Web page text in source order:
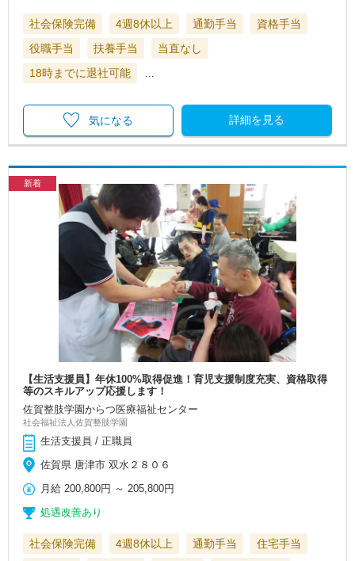
社会保険完備 4週8休以上 通勤手当
資格手当
役職手当
扶養手当
当直なし
18時までに退社可能
…
詳細を見る
気になる
新着
【生活支援員】年休100%取得促進！育児支援制度充実、資格取得
等のスキルアップ応援します！
佐賀整肢学園からつ医療福祉センター
社会福祉法人佐賀整肢学園
生活支援員 / 正職員
佐賀県 唐津市 双水２８０６
月給 200,800円 ～205,800円
処遇改善あり
社会保険完備 4週8休以上 通勤手当
住宅手当